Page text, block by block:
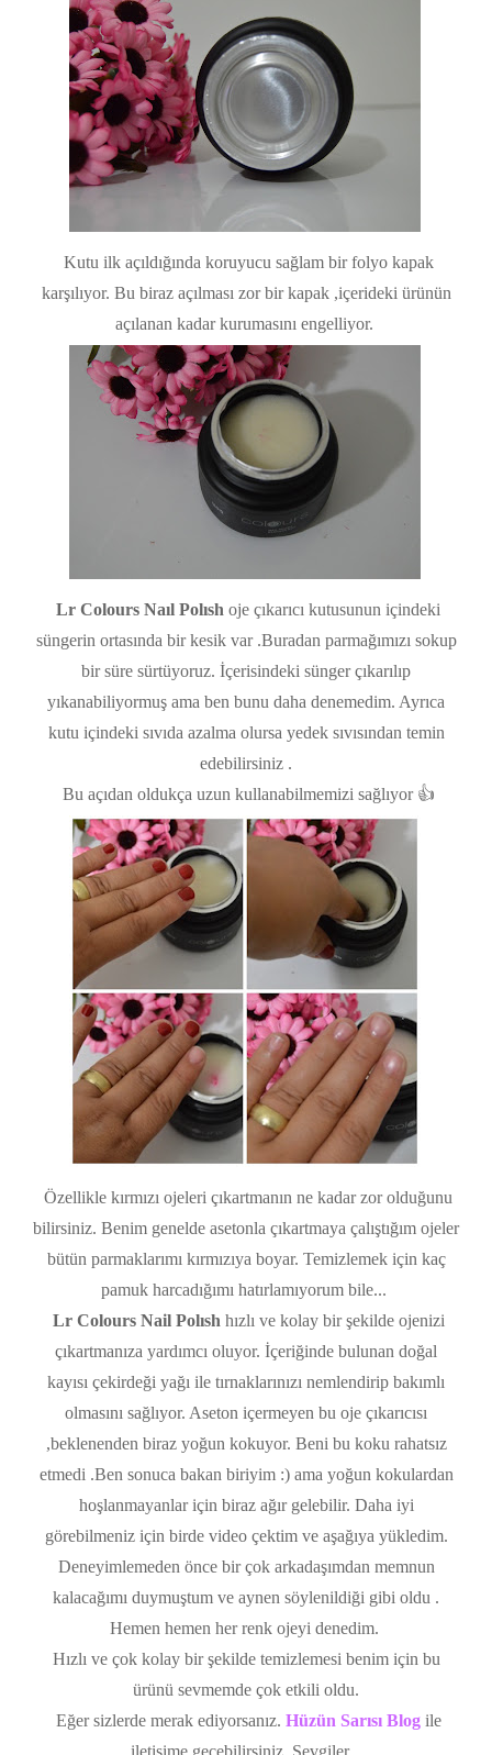
Kutu ilk açıldığında koruyucu sağlam bir folyo kapak
karşılıyor. Bu biraz açılması zor bir kapak ,içerideki ürünün
açılanan kadar kurumasını engelliyor.
Lr Colours Naıl Polısh oje çıkarıcı kutusunun içindeki
süngerin ortasında bir kesik var .Buradan parmağımızı sokup
bir süre sürtüyoruz. İçerisindeki sünger çıkarılıp
yıkanabiliyormuş ama ben bunu daha denemedim. Ayrıca
kutu içindeki sıvıda azalma olursa yedek sıvısından temin
edebilirsiniz .
Bu açıdan oldukça uzun kullanabilmemizi sağlıyor 👍
Özellikle kırmızı ojeleri çıkartmanın ne kadar zor olduğunu
bilirsiniz. Benim genelde asetonla çıkartmaya çalıştığım ojeler
bütün parmaklarımı kırmızıya boyar. Temizlemek için kaç
pamuk harcadığımı hatırlamıyorum bile...
Lr Colours Nail Polısh hızlı ve kolay bir şekilde ojenizi
çıkartmanıza yardımcı oluyor. İçeriğinde bulunan doğal
kayısı çekirdeği yağı ile tırnaklarınızı nemlendirip bakımlı
olmasını sağlıyor. Aseton içermeyen bu oje çıkarıcısı
,beklenenden biraz yoğun kokuyor. Beni bu koku rahatsız
etmedi .Ben sonuca bakan biriyim :) ama yoğun kokulardan
hoşlanmayanlar için biraz ağır gelebilir. Daha iyi
görebilmeniz için birde video çektim ve aşağıya yükledim.
Deneyimlemeden önce bir çok arkadaşımdan memnun
kalacağımı duymuştum ve aynen söylenildiği gibi oldu .
Hemen hemen her renk ojeyi denedim.
Hızlı ve çok kolay bir şekilde temizlemesi benim için bu
ürünü sevmemde çok etkili oldu.
Eğer sizlerde merak ediyorsanız. Hüzün Sarısı Blogile
iletişime geçebilirsiniz. Sevgiler...